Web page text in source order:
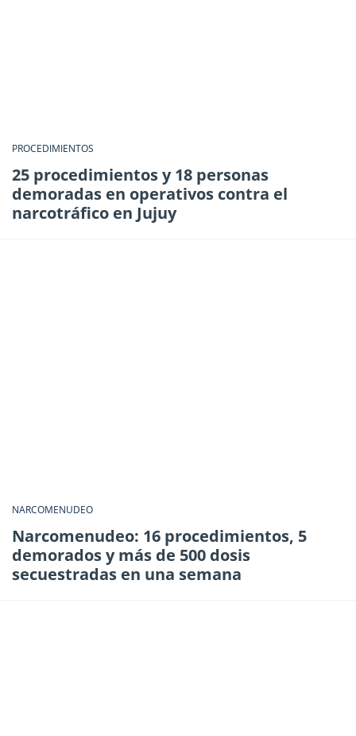
PROCEDIMIENTOS
25 procedimientos y 18 personas
demoradas en operativos contra el
narcotráfico en Jujuy
NARCOMENUDEO
Narcomenudeo: 16 procedimientos, 5
demorados y más de 500 dosis
secuestradas en una semana